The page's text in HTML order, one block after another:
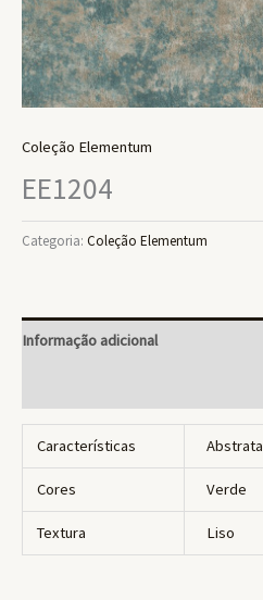
Coleção Elementum
EE1204
Categoria: Coleção Elementum
Informação adicional
Características Abstrata
Cores Verde
Textura Liso